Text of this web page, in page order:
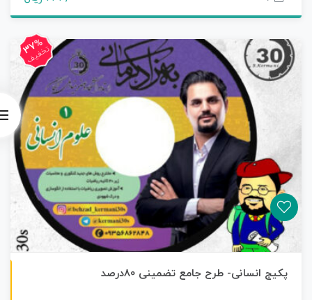
37%
تخفیف
پکیج انسانی- طرح جامع تضمینی 80درصد